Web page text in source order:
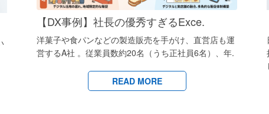
【DX事例】社長の優秀すぎるExce.
洋菓子や食パンなどの製造販売を手がけ、直営店も運
営するA社 。従業員数約20名（うち正社員6名）、年.
READ MORE